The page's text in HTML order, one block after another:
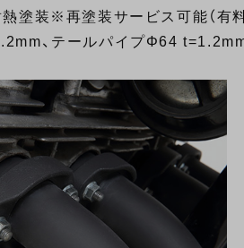
塗装※再塗装サービス可能（有料
、テールパイプΦ64 t=1.2mm